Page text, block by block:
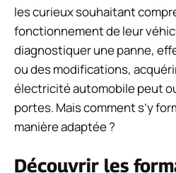
les curieux souhaitant
fonctionnement de leur
diagnostiquer une panne,
ou des modifications,
électricité automobile peut
portes. Mais comment s’y
manière adaptée ?
Découvrir les